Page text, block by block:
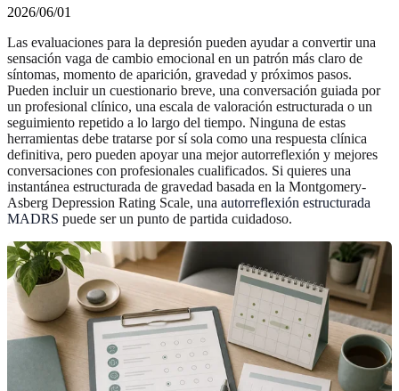
2026/06/01
Las evaluaciones para la depresión pueden ayudar a convertir una
sensación vaga de cambio emocional en un patrón más claro de
síntomas, momento de aparición, gravedad y próximos pasos.
Pueden incluir un cuestionario breve, una conversación guiada por
un profesional clínico, una escala de valoración estructurada o un
seguimiento repetido a lo largo del tiempo. Ninguna de estas
herramientas debe tratarse por sí sola como una respuesta clínica
definitiva, pero pueden apoyar una mejor autorreflexión y mejores
conversaciones con profesionales cualificados. Si quieres una
instantánea estructurada de gravedad basada en la Montgomery-
Asberg Depression Rating Scale, una autorreflexión estructurada
MADRS puede ser un punto de partida cuidadoso.